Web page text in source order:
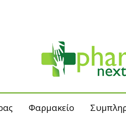
Φαρμακείο